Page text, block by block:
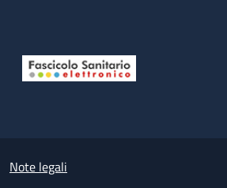
Small prints
Note legali